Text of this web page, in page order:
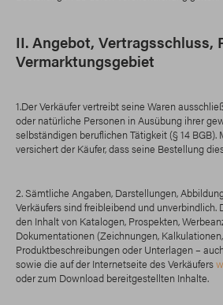
II. Angebot, Vertragsschluss,
Vermarktungsgebiet
1.Der Verkäufer vertreibt seine Waren
oder natürliche Personen in Ausübung ihrer
selbständigen beruflichen Tätigkeit (§ 14
versichert der Käufer, dass seine Bestellung
2. Sämtliche Angaben, Darstellungen,
Verkäufers sind freibleibend und unverbindlich.
den Inhalt von Katalogen, Prospekten,
Dokumentationen (Zeichnungen,
Produktbeschreibungen oder Unterlagen –
sowie die auf der Internetseite des Verkäufers
oder zum Download bereitgestellten Inhalte.